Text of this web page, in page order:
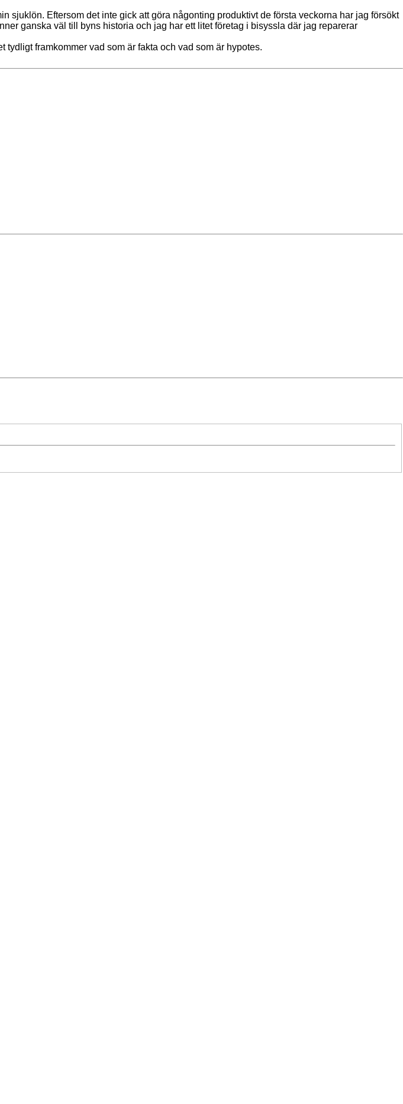
Eftersom det inte gick att göra någonting produktivt de första veckorna har jag försökt
ganska väl till byns historia och jag har ett litet företag i bisyssla där jag reparerar
framkommer vad som är fakta och vad som är hypotes.